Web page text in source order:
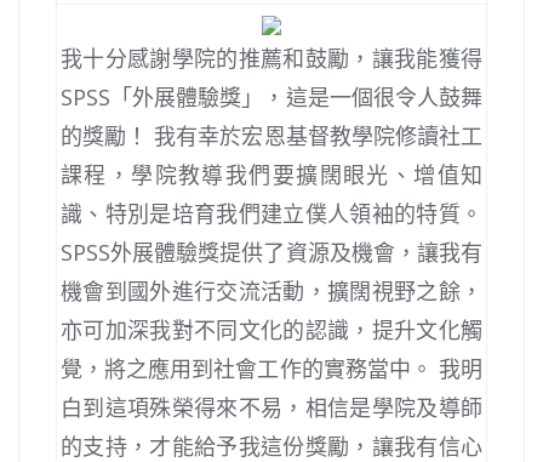
我十分感謝學院的推薦和鼓勵，讓我能獲得
SPSS「外展體驗獎」，這是一個很令人鼓舞
的獎勵！ 我有幸於宏恩基督教學院修讀社工
課程，學院教導我們要擴闊眼光、增值知
識、特別是培育我們建立僕人領袖的特質。
SPSS外展體驗獎提供了資源及機會，讓我有
機會到國外進行交流活動，擴闊視野之餘，
亦可加深我對不同文化的認識，提升文化觸
覺，將之應用到社會工作的實務當中。 我明
白到這項殊榮得來不易，相信是學院及導師
的支持，才能給予我這份獎勵，讓我有信心